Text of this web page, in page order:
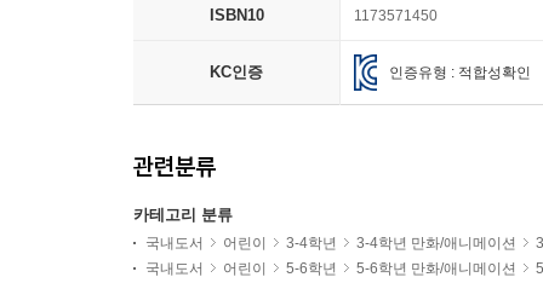
ISBN10 1173571450
KC인증 인증유형 : 적합성확인
관련분류
카테고리 분류
국내도서 어린이 3-4학년 3-4학년 만화/애니메이션
국내도서
어린이 5-6학년 5-6학년 만화/애니메이션